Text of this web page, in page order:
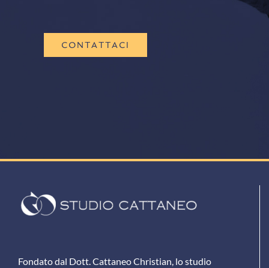
CONTATTACI
Fondato dal Dott. Cattaneo Christian, lo studio